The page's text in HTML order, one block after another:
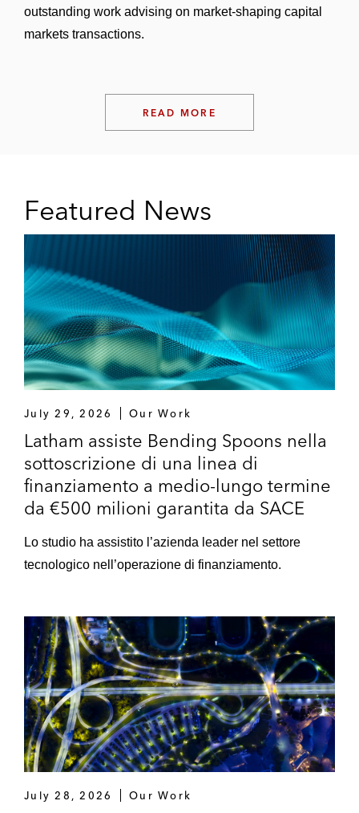
outstanding work advising on market-shaping capital
markets transactions.
READ MORE
Featured News
July 29, 2026 Our Work
Latham assiste Bending Spoons nella
sottoscrizione di una linea di
finanziamento a medio-lungo termine
da €500 milioni garantita da SACE
Lo studio ha assistito l’azienda leader nel settore
tecnologico nell’operazione di finanziamento.
July 28, 2026 Our Work